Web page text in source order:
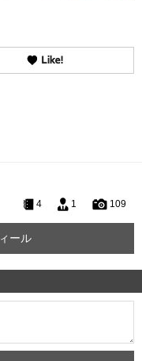
4 1 109
ール